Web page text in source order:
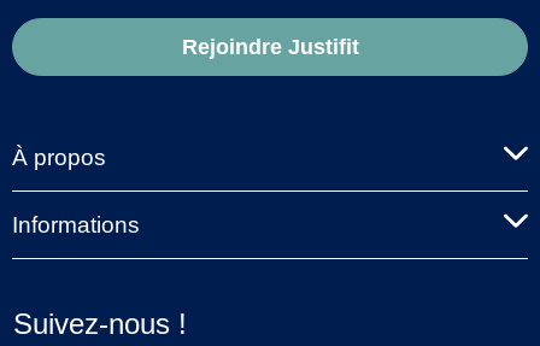
Rejoindre Justifit
À propos
Informations
Suivez-nous !